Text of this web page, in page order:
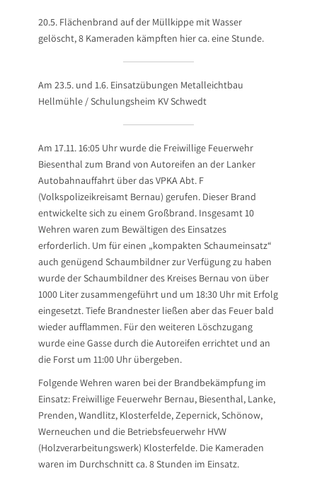
20.5. Flächenbrand auf der Müllkippe mit Wasser
gelöscht, 8 Kameraden kämpften hier ca. eine Stunde.
Am 23.5. und 1.6. Einsatzübungen Metalleichtbau
Hellmühle / Schulungsheim KV Schwedt
Am 17.11. 16:05 Uhr wurde die Freiwillige Feuerwehr
Biesenthal zum Brand von Autoreifen an der Lanker
Autobahnauffahrt über das VPKA Abt. F
(Volkspolizeikreisamt Bernau) gerufen. Dieser Brand
entwickelte sich zu einem Großbrand. Insgesamt 10
Wehren waren zum Bewältigen des Einsatzes
erforderlich. Um für einen „kompakten Schaumeinsatz“
auch genügend Schaumbildner zur Verfügung zu haben
wurde der Schaumbildner des Kreises Bernau von über
1000 Liter zusammengeführt und um 18:30 Uhr mit Erfolg
eingesetzt. Tiefe Brandnester ließen aber das Feuer bald
wieder aufflammen. Für den weiteren Löschzugang
wurde eine Gasse durch die Autoreifen errichtet und an
die Forst um 11:00 Uhr übergeben.
Folgende Wehren waren bei der Brandbekämpfung im
Einsatz: Freiwillige Feuerwehr Bernau, Biesenthal, Lanke,
Prenden, Wandlitz, Klosterfelde, Zepernick, Schönow,
Werneuchen und die Betriebsfeuerwehr HVW
(Holzverarbeitungswerk) Klosterfelde. Die Kameraden
waren im Durchschnitt ca. 8 Stunden im Einsatz.